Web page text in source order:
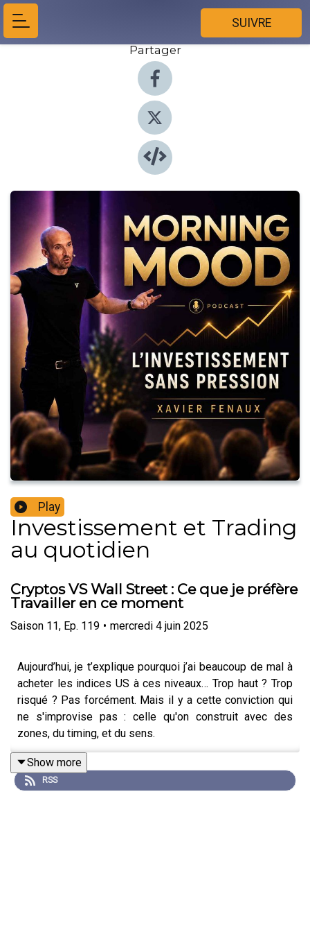
SUIVRE
Partager
Play
Investissement et Trading
au quotidien
Cryptos VS Wall Street : Ce que je préfère
Travailler en ce moment
Saison 11, Ep. 119 • mercredi 4 juin 2025
Aujourd’hui, je t’explique pourquoi j’ai beaucoup de mal à
acheter les indices US à ces niveaux… Trop haut ? Trop
risqué ? Pas forcément. Mais il y a cette conviction qui
ne s'improvise pas : celle qu'on construit avec des
zones, du timing, et du sens.
En face, les cryptos m’offrent plus de lisibilité, de
Show more
RSS